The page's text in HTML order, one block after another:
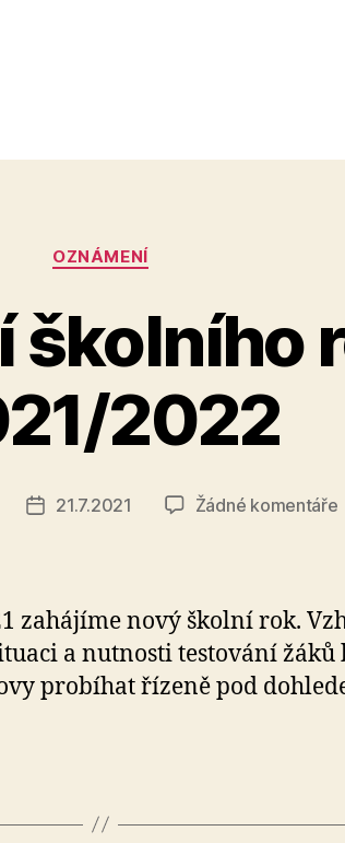
Rubriky
OZNÁMENÍ
školního
2022
Datum
21.7.2021 Žádné komentářeu
zahájíme nový školní rok.
a nutnosti testování žáků
probíhat řízeně pod